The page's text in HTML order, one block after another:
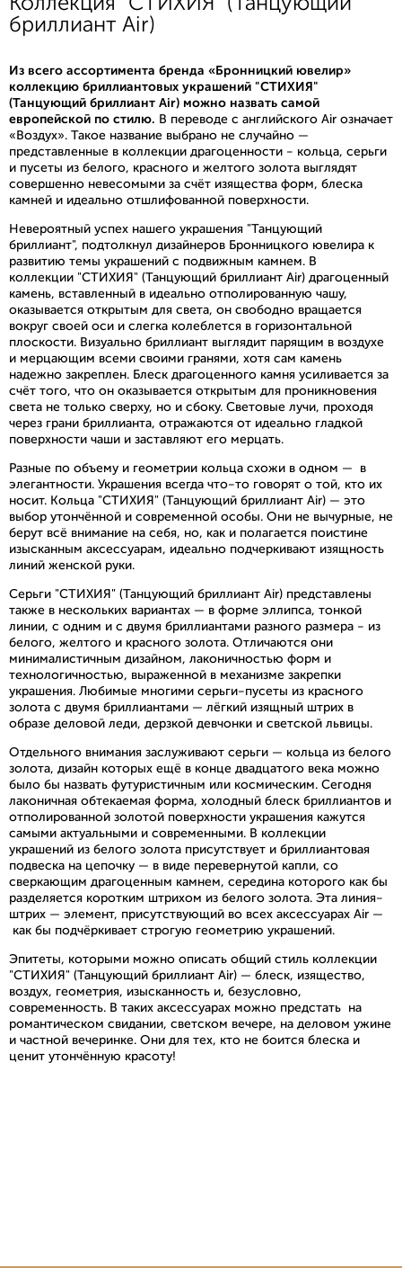
Коллекция "СТИХИЯ" (Танцующий
бриллиант Air)
Из всего ассортимента бренда «Бронницкий ювелир»
коллекцию бриллиантовых украшений "СТИХИЯ"
(Танцующий бриллиант Air) можно назвать самой
европейской по стилю. В переводе с английского Air означает
«Воздух». Такое название выбрано не случайно –
представленные в коллекции драгоценности - кольца, серьги
и пусеты из белого, красного и желтого золота выглядят
совершенно невесомыми за счёт изящества форм, блеска
камней и идеально отшлифованной поверхности.
Невероятный успех нашего украшения "Танцующий
бриллиант", подтолкнул дизайнеров Бронницкого ювелира к
развитию темы украшений с подвижным камнем. В
коллекции "СТИХИЯ" (Танцующий бриллиант Air) драгоценный
камень, вставленный в идеально отполированную чашу,
оказывается открытым для света, он свободно вращается
вокруг своей оси и слегка колеблется в горизонтальной
плоскости. Визуально бриллиант выглядит парящим в воздухе
и мерцающим всеми своими гранями, хотя сам камень
надежно закреплен. Блеск драгоценного камня усиливается за
счёт того, что он оказывается открытым для проникновения
света не только сверху, но и сбоку. Световые лучи, проходя
через грани бриллианта, отражаются от идеально гладкой
поверхности чаши и заставляют его мерцать.
Разные по объему и геометрии кольца схожи в одном – в
элегантности. Украшения всегда что-то говорят о той, кто их
носит. Кольца "СТИХИЯ" (Танцующий бриллиант Air) – это
выбор утончённой и современной особы. Они не вычурные, не
берут всё внимание на себя, но, как и полагается поистине
изысканным аксессуарам, идеально подчеркивают изящность
линий женской руки.
Серьги "СТИХИЯ" (Танцующий бриллиант Air) представлены
также в нескольких вариантах – в форме эллипса, тонкой
линии, с одним и с двумя бриллиантами разного размера - из
белого, желтого и красного золота. Отличаются они
минималистичным дизайном, лаконичностью форм и
технологичностью, выраженной в механизме закрепки
украшения. Любимые многими серьги-пусеты из красного
золота с двумя бриллиантами – лёгкий изящный штрих в
образе деловой леди, дерзкой девчонки и светской львицы.
Отдельного внимания заслуживают серьги – кольца из белого
золота, дизайн которых ещё в конце двадцатого века можно
было бы назвать футуристичным или космическим. Сегодня
лаконичная обтекаемая форма, холодный блеск бриллиантов и
отполированной золотой поверхности украшения кажутся
самыми актуальными и современными. В коллекции
украшений из белого золота присутствует и бриллиантовая
подвеска на цепочку – в виде перевернутой капли, со
сверкающим драгоценным камнем, середина которого как бы
разделяется коротким штрихом из белого золота. Эта линия-
штрих – элемент, присутствующий во всех аксессуарах Air –
как бы подчёркивает строгую геометрию украшений.
Эпитеты, которыми можно описать общий стиль коллекции
"СТИХИЯ" (Танцующий бриллиант Air) – блеск, изящество,
воздух, геометрия, изысканность и, безусловно,
современность. В таких аксессуарах можно предстать на
романтическом свидании, светском вечере, на деловом ужине
и частной вечеринке. Они для тех, кто не боится блеска и
ценит утончённую красоту!